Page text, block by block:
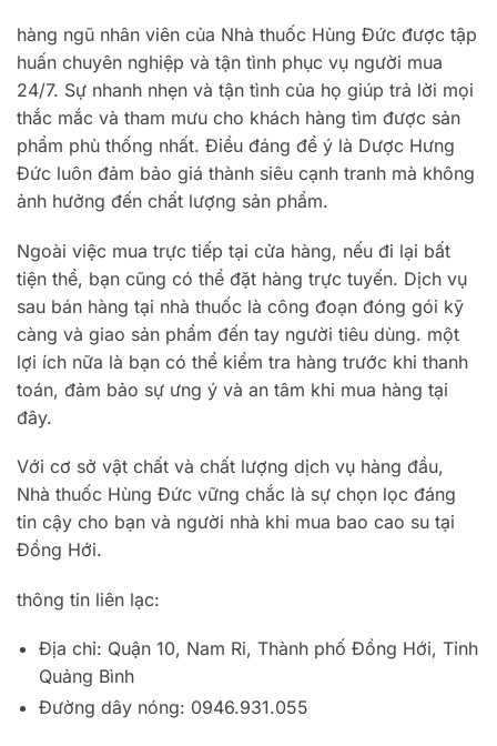
hàng ngũ nhân viên của Nhà thuốc Hùng Đức được tập
huấn chuyên nghiệp và tận tình phục vụ người mua
24/7. Sự nhanh nhẹn và tận tình của họ giúp trả lời mọi
thắc mắc và tham mưu cho khách hàng tìm được sản
phẩm phù thống nhất. Điều đáng để ý là Dược Hưng
Đức luôn đảm bảo giá thành siêu cạnh tranh mà không
ảnh hưởng đến chất lượng sản phẩm.
Ngoài việc mua trực tiếp tại cửa hàng, nếu đi lại bất
tiện thể, bạn cũng có thể đặt hàng trực tuyến. Dịch vụ
sau bán hàng tại nhà thuốc là công đoạn đóng gói kỹ
càng và giao sản phẩm đến tay người tiêu dùng. một
lợi ích nữa là bạn có thể kiểm tra hàng trước khi thanh
toán, đảm bảo sự ưng ý và an tâm khi mua hàng tại
đây.
Với cơ sở vật chất và chất lượng dịch vụ hàng đầu,
Nhà thuốc Hùng Đức vững chắc là sự chọn lọc đáng
tin cậy cho bạn và người nhà khi mua bao cao su tại
Đồng Hới.
thông tin liên lạc:
Địa chỉ: Quận 10, Nam Ri, Thành phố Đồng Hới, Tỉnh
Quảng Bình
Đường dây nóng: 0946.931.055